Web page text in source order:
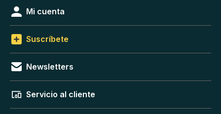
Mi cuenta
Suscríbete
Newsletters
Servicio al cliente